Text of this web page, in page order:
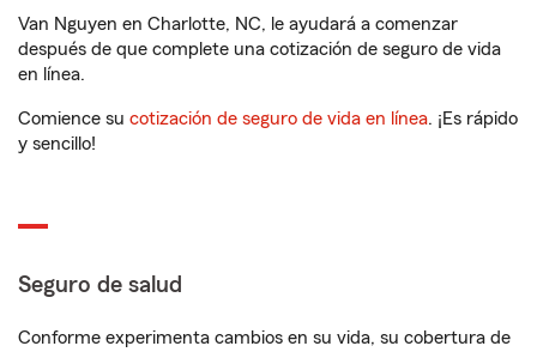
Van Nguyen en Charlotte, NC, le ayudará a comenzar
después de que complete una cotización de seguro de vida
en línea.
Comience su cotización de seguro de vida en línea. ¡Es rápido
y sencillo!
Seguro de salud
Conforme experimenta cambios en su vida, su cobertura de